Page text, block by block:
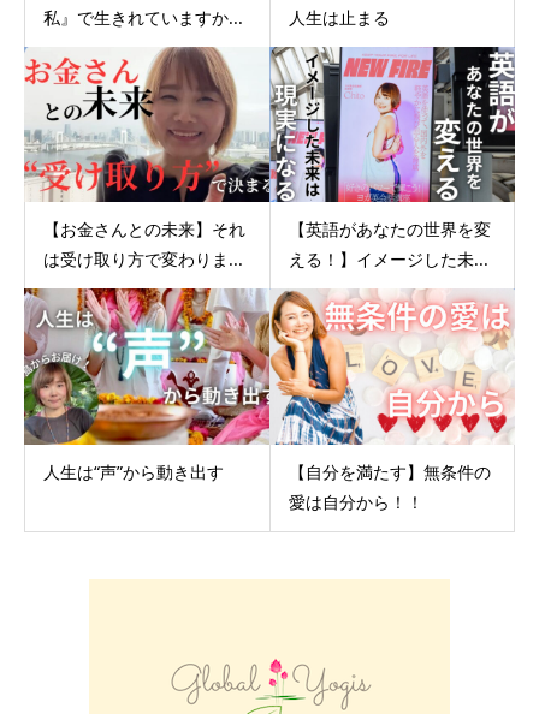
私』で生きれていますか...
人生は止まる
【お金さんとの未来】それ
は受け取り方で変わりま...
【英語があなたの世界を変
える！】イメージした未...
人生は“声”から動き出す
【自分を満たす】無条件の
愛は自分から！！